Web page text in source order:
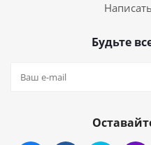
Будьте